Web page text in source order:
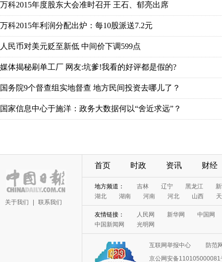
万科2015年度股东大会准时召开 王石、郁亮出席
万科2015年利润分配出炉：每10股派送7.2元
人民币对美元贬至新低 中间价下调599点
媒体揭秘刷单工厂 网友:坑爹!我看的好评都是假的?
国务院9个督查组实地督查 地方民间投资去哪儿了？
国家信息中心于施洋：政务大数据何以“舍近求远”？
关于我们 联系我们
首页 时政 资讯 财经
地方频道： 吉林 辽宁 黑龙江
湖北
湖南 河南 河北 山西
友情链接： 人民网 新华网
中国网
中国新闻网
光明网
互联网举报中心
防范
京公网安备110105000081